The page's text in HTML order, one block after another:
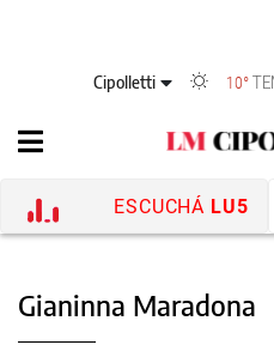
Cipolletti 10°
ESCUCHÁ LU5
Gianinna Maradona